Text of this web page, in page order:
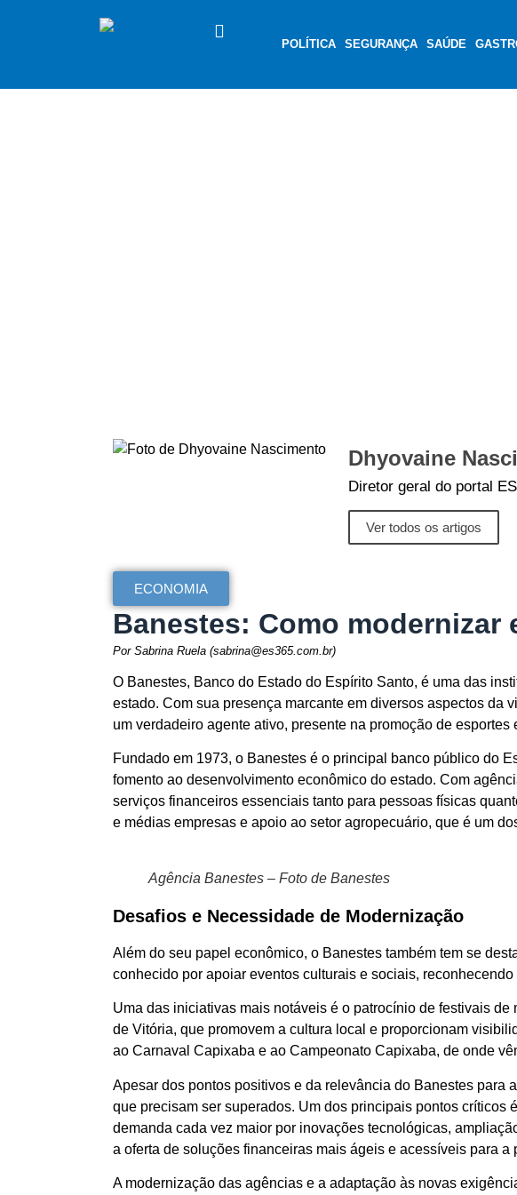
POLÍTICA SEGURANÇA SAÚDE
Dhyovaine
Diretor geral do portal
Ver todos os artigos
ECONOMIA
Banestes: Como modernizar
Por Sabrina Ruela (sabrina@es365.com.br)
O Banestes, Banco do Estado do Espírito Santo, é uma das
estado. Com sua presença marcante em diversos aspectos da
um verdadeiro agente ativo, presente na promoção de
Fundado em 1973, o Banestes é o principal banco público do
fomento ao desenvolvimento econômico do estado. Com
serviços financeiros essenciais tanto para pessoas físicas
e médias empresas e apoio ao setor agropecuário, que é um
Agência Banestes – Foto de Banestes
Desafios e Necessidade de Modernização
Além do seu papel econômico, o Banestes também tem se
conhecido por apoiar eventos culturais e sociais,
Uma das iniciativas mais notáveis é o patrocínio de festivais
de Vitória, que promovem a cultura local e proporcionam
ao Carnaval Capixaba e ao Campeonato Capixaba, de onde
Apesar dos pontos positivos e da relevância do Banestes para
que precisam ser superados. Um dos principais pontos críticos
demanda cada vez maior por inovações tecnológicas,
a oferta de soluções financeiras mais ágeis e acessíveis para
A modernização das agências e a adaptação às novas